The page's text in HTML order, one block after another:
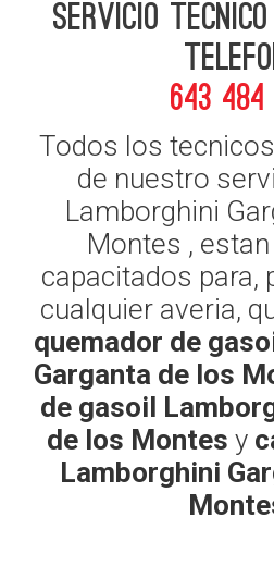
Servicio Tecnico
643 484
Todos los
de nuestro
Lamborghini
Montes ,
capacitados para,
cualquier averia,
quemador de
Garganta de los
de gasoil
de los Montes y
Lamborghini